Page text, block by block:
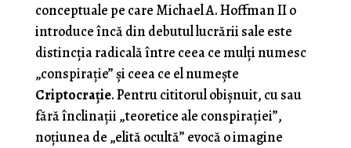
conceptuale pe care Michael A. Hoffman II o
introduce încă din debutul lucrării sale este
distincția radicală între ceea ce mulți numesc
„conspirație” și ceea ce el numește
Criptocrație. Pentru cititorul obișnuit, cu sau
fără înclinații „teoretice ale conspirației”,
noțiunea de „elită ocultă” evocă o imagine